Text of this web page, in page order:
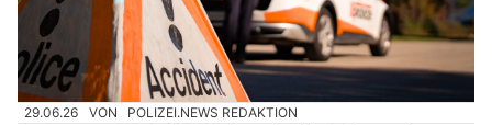
29.06.26 VON POLIZEI.NEWS REDAKTION